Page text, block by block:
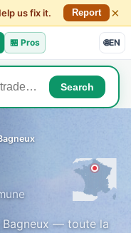
us fix it. Report ×
🏪 Pros 🌐EN
Search
Bagneux — toute la